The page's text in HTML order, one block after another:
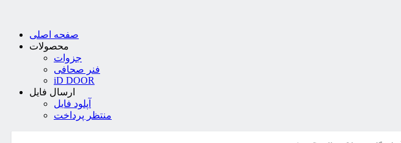
صفحه اصلی
محصولات
جزوات
فنر صحافی
iD DOOR
ارسال فایل
آپلود فایل
منتظر پرداخت